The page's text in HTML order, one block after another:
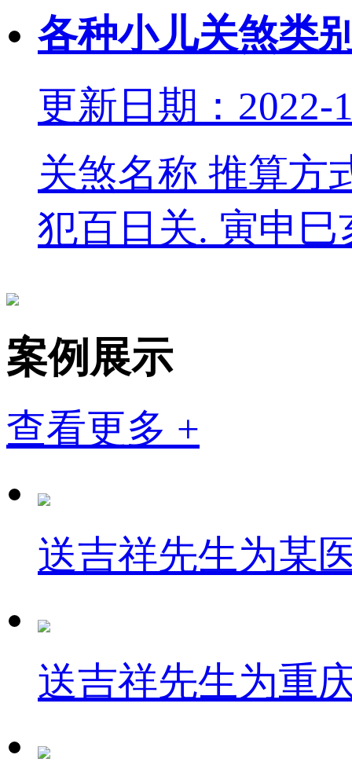
各种小儿关煞类
更新日期：2022-
关煞名称 推算方
犯百日关. 寅申
案例展示
查看更多 +
送吉祥先生为某
送吉祥先生为重